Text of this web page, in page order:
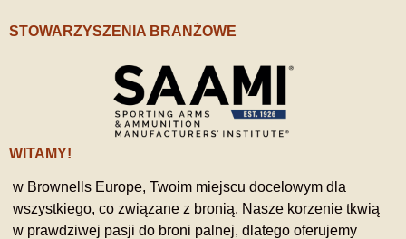
STOWARZYSZENIA BRANŻOWE
WITAMY!
w Brownells Europe, Twoim miejscu docelowym dla
wszystkiego, co związane z bronią. Nasze korzenie tkwią
w prawdziwej pasji do broni palnej, dlatego oferujemy